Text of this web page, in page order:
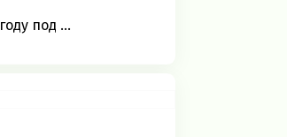
под ...